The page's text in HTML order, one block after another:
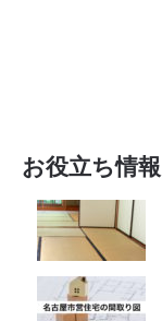
お役立ち情報